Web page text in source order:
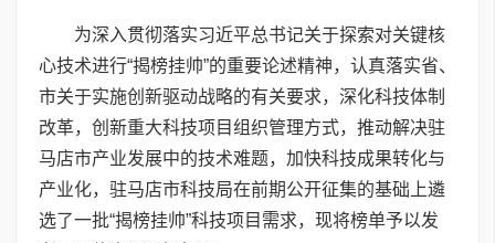
为深入贯彻落实习近平总书记关于探索对关键核
心技术进行“揭榜挂帅”的重要论述精神，认真落实省、
市关于实施创新驱动战略的有关要求，深化科技体制
改革，创新重大科技项目组织管理方式，推动解决驻
马店市产业发展中的技术难题，加快科技成果转化与
产业化，驻马店市科技局在前期公开征集的基础上遴
选了一批“揭榜挂帅”科技项目需求，现将榜单予以发